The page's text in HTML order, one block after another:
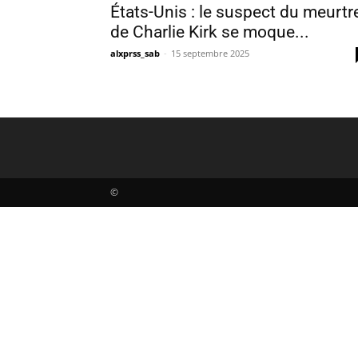
États-Unis : le suspect du
de Charlie Kirk se moque...
alxprss_sab - 15 septembre 2025
©